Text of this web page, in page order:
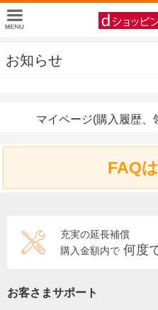
お知らせ
マイページ(購入履歴、
FAQ
充実の延長補償
購入金額内で 何度
お客さまサポート